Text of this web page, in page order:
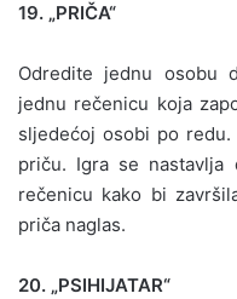
19. „PRIČA“
Odredite jednu osobu
jednu rečenicu koja
sljedećoj osobi po
priču. Igra se nastavlja
rečenicu kako bi
priča naglas.
20. „PSIHIJATAR“